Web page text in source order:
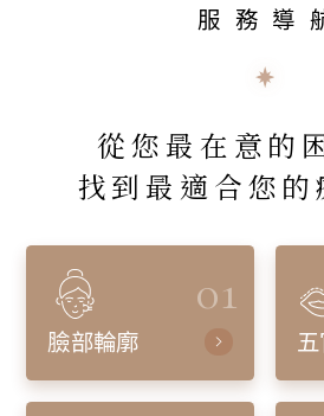
服務導
從您最在意的
找到最適合您的
01
臉部輪廓